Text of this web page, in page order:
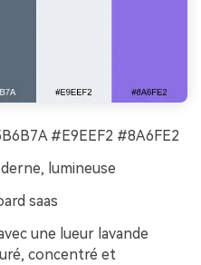
#E9EEF2 #8A6FE2
lumineuse
saas
une lueur lavande
concentré et